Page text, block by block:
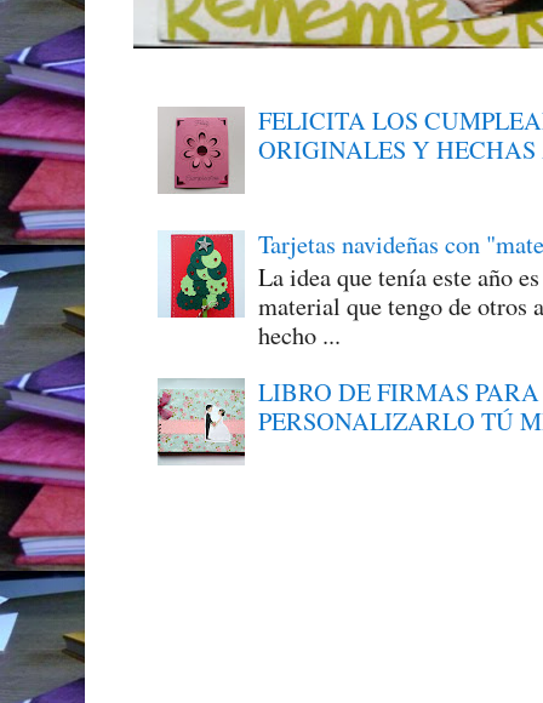
FELICITA LOS
ORIGINALES Y
Tarjetas navideñas con
La idea que tenía este año
material que tengo de otros
hecho ...
LIBRO DE FIRMAS
PERSONALIZARLO TÚ